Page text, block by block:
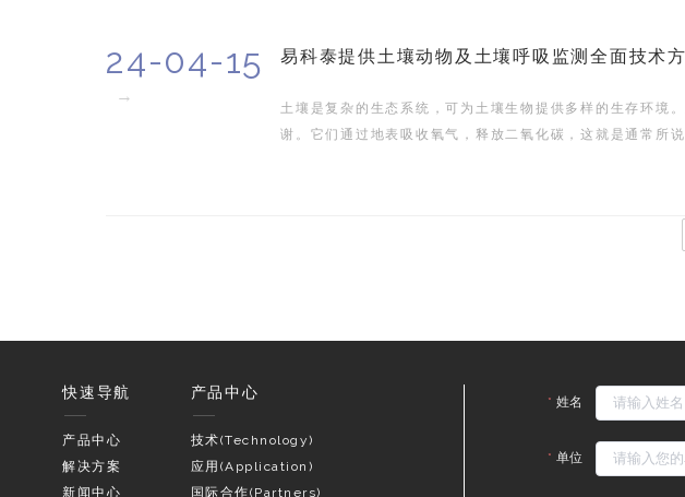
24-04-15
→
易科泰提供土壤动物及土壤呼吸监测全面技术
土壤是复杂的生态系统，可为土壤生物提供多样的生存环境
谢。它们通过地表吸收氧气，释放二氧化碳，这就是通常所
快速导航
产品中心
解决方案
新闻中心
产品中心
技术(Technology)
应用(Application)
国际合作(Partners)
姓名
单位